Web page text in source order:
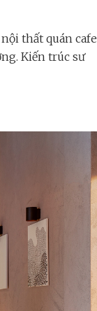
thất quán cafe
Kiến trúc sư